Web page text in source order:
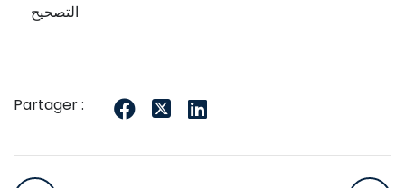
التصحيح
Partager :